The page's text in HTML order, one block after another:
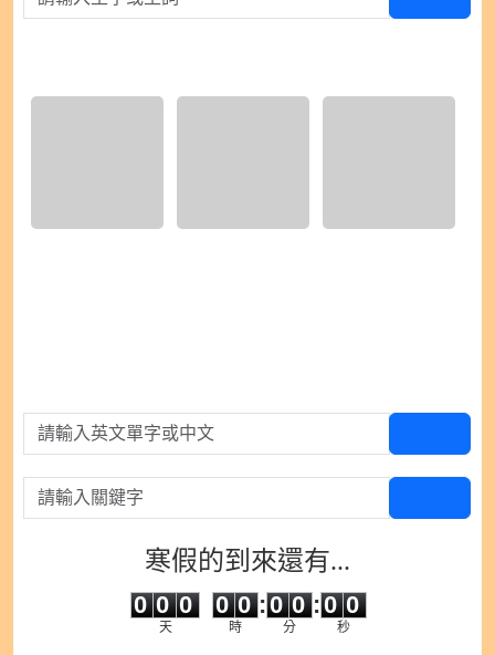
請輸入英文單字或中文
請輸入關鍵字
寒假的到來還有...
0
0
0
0
0
天
0
0
0
0
時
:
0
0
0
0
分
:
0
0 0
秒